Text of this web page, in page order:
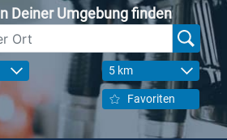
Deiner Umgebung finden
5 km
Favoriten